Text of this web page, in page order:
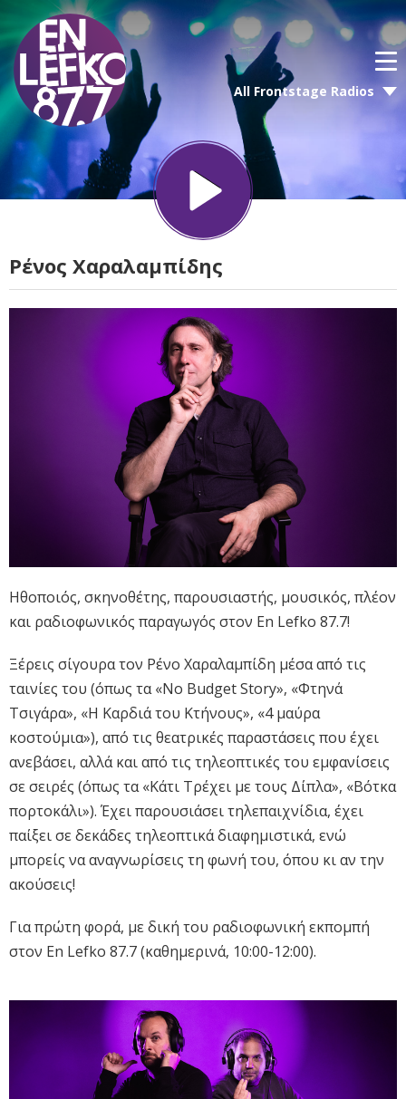
All Frontstage Radios
Ρένος Χαραλαμπίδης
Ηθοποιός, σκηνοθέτης, παρουσιαστής, μουσικός, πλέον
και ραδιοφωνικός παραγωγός στον En Lefko 87.7!
Ξέρεις σίγουρα τον Ρένο Χαραλαμπίδη μέσα από τις
ταινίες του (όπως τα «No Budget Story», «Φτηνά
Τσιγάρα», «Η Καρδιά του Κτήνους», «4 μαύρα
κοστούμια»), από τις θεατρικές παραστάσεις που έχει
ανεβάσει, αλλά και από τις τηλεοπτικές του εμφανίσεις
σε σειρές (όπως τα «Κάτι Τρέχει με τους Δίπλα», «Βότκα
πορτοκάλι»). Έχει παρουσιάσει τηλεπαιχνίδια, έχει
παίξει σε δεκάδες τηλεοπτικά διαφημιστικά, ενώ
μπορείς να αναγνωρίσεις τη φωνή του, όπου κι αν την
ακούσεις!
Για πρώτη φορά, με δική του ραδιοφωνική εκπομπή
στον En Lefko 87.7 (καθημερινά, 10:00-12:00).